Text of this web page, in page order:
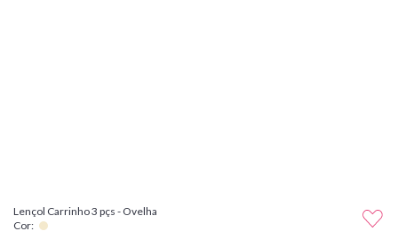
Lençol Carrinho 3 pçs - Ovelha
Cor: